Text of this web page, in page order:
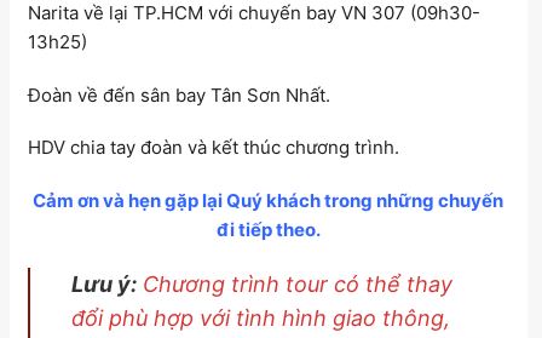
Narita về lại TP.HCM với chuyến bay VN 307 (09h30-
13h25)
Đoàn về đến sân bay Tân Sơn Nhất.
HDV chia tay đoàn và kết thúc chương trình.
Cảm ơn và hẹn gặp lại Quý khách trong những chuyến
đi tiếp theo.
Lưu ý: Chương trình tour có thể thay
đổi phù hợp với tình hình giao thông,